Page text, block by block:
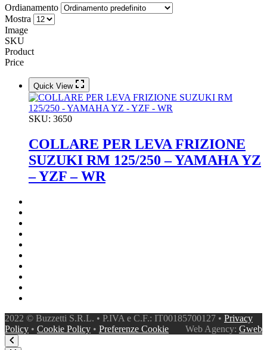
Ordianamento
Mostra
Image
SKU
Product
Price
Quick View
SKU: 3650
COLLARE PER LEVA FRIZIONE
SUZUKI RM 125/250 – YAMAHA YZ
– YZF – WR
2022 © Buzzetti S.R.L. • P.IVA e C.F.: IT00185700127 • Privacy
Policy • Cookie Policy • Preferenze Cookie Web Agency: Gweb